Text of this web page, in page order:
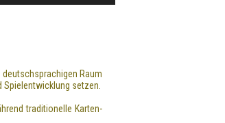
Raum
setzen.
traditionelle Karten-